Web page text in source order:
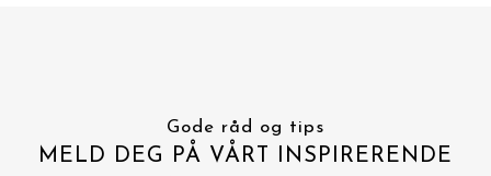
Gode råd og tips
MELD DEG PÅ VÅRT INSPIRERENDE